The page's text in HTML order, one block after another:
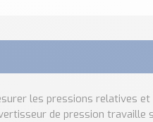
les pressions relatives et
de pression travaille